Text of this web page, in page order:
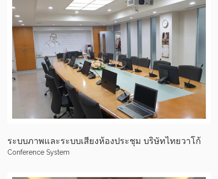
ระบบภาพและระบบเสียงห้องประชุม บริษัทไทยวาโก้
Conference System